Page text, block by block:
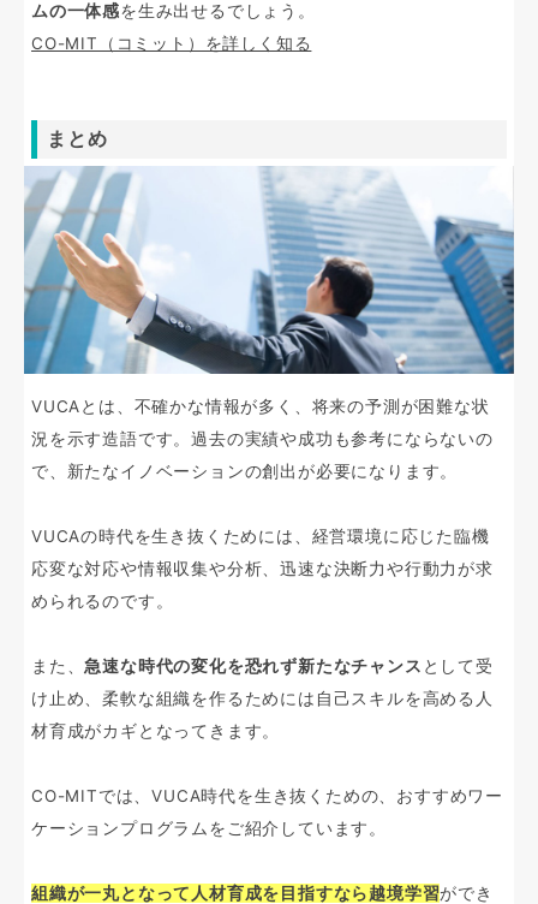
ムの一体感を生み出せるでしょう。
CO-MIT（コミット）を詳しく知る
まとめ
VUCAとは、不確かな情報が多く、将来の予測が困難な状
況を示す造語です。過去の実績や成功も参考にならないの
で、新たなイノベーションの創出が必要になります。
VUCAの時代を生き抜くためには、経営環境に応じた臨機
応変な対応や情報収集や分析、迅速な決断力や行動力が求
められるのです。
また、急速な時代の変化を恐れず新たなチャンス として受
け止め、柔軟な組織を作るためには自己スキルを高める人
材育成がカギとなってきます。
CO-MITでは、VUCA時代を生き抜くための、おすすめワー
ケーションプログラムをご紹介しています。
組織が一丸となって人材育成を目指すなら越境学習ができ